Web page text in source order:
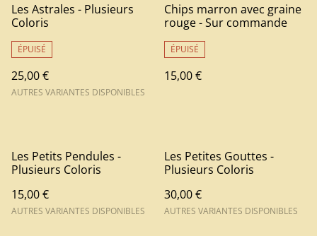
Les Astrales - Plusieurs
Coloris
ÉPUISÉ
25,00 €
AUTRES VARIANTES DISPONIBLES
Chips marron avec graine
rouge - Sur commande
ÉPUISÉ
15,00 €
Les Petits Pendules -
Plusieurs Coloris
15,00 €
AUTRES VARIANTES DISPONIBLES
Les Petites Gouttes -
Plusieurs Coloris
30,00 €
AUTRES VARIANTES DISPONIBLES